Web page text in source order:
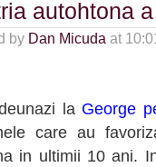
autohtona
by Dan Micuda at
la George
care au
in ultimii 10 ani.